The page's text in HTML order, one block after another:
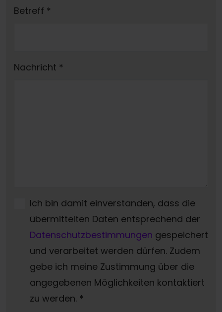
Betreff *
Nachricht *
Ich bin damit einverstanden, dass die
übermittelten Daten entsprechend der
Datenschutzbestimmungen gespeichert
und verarbeitet werden dürfen. Zudem
gebe ich meine Zustimmung über die
angegebenen Möglichkeiten kontaktiert
zu werden. *